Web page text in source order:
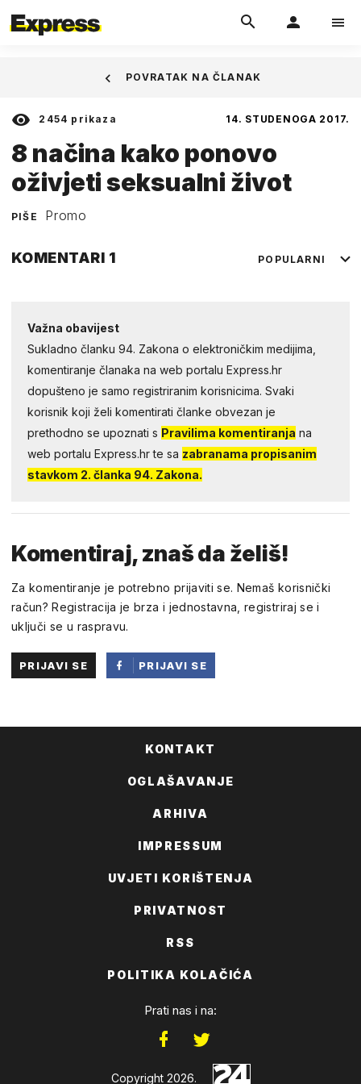
2454 prikaza 14. STUDENOGA 2017.
8 načina kako ponovo
oživjeti seksualni život
PIŠE Promo
POVRATAK NA ČLANAK
KOMENTARI 1 POPULARNI
Važna obavijest
Sukladno članku 94. Zakona o elektroničkim medijima,
komentiranje članaka na web portalu Express.hr
dopušteno je samo registriranim korisnicima. Svaki
korisnik koji želi komentirati članke obvezan je
prethodno se upoznati s Pravilima komentiranja na
web portalu Express.hr te sa zabranama propisanim
stavkom 2. članka 94. Zakona.
Komentiraj, znaš da želiš!
Za komentiranje je potrebno prijaviti se. Nemaš korisnički
račun? Registracija je brza i jednostavna, registriraj se i
uključi se u raspravu.
PRIJAVI SE
PRIJAVI SE
KONTAKT
OGLAŠAVANJE
ARHIVA
IMPRESSUM
UVJETI KORIŠTENJA
PRIVATNOST
RSS
POLITIKA KOLAČIĆA
Prati nas i na:
Copyright 2026.